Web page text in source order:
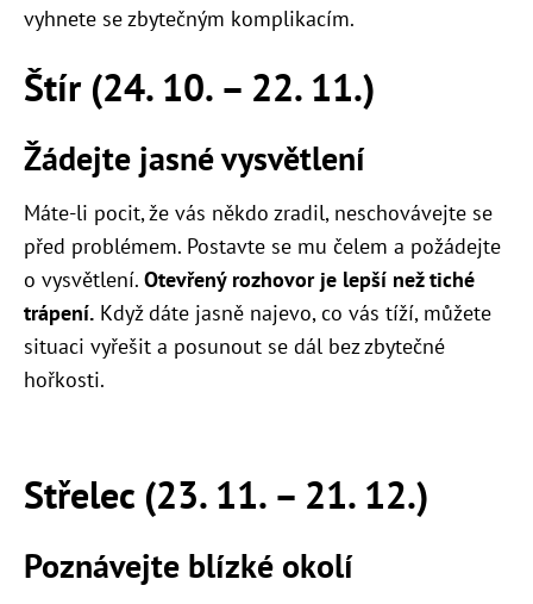
vyhnete se zbytečným komplikacím.
Štír (24. 10. – 22. 11.)
Žádejte jasné vysvětlení
Máte-li pocit, že vás někdo zradil, neschovávejte se
před problémem. Postavte se mu čelem a požádejte
o vysvětlení. Otevřený rozhovor je lepší než tiché
trápení. Když dáte jasně najevo, co vás tíží, můžete
situaci vyřešit a posunout se dál bez zbytečné
hořkosti.
Střelec (23. 11. – 21. 12.)
Poznávejte blízké okolí